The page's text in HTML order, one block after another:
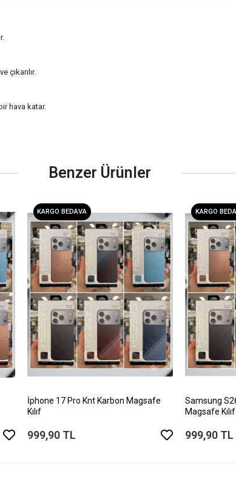
çıkarılır.
hava katar.
Benzer Ürünler
KARGO BEDAVA
İphone 17 Pro Knt Karbon Magsafe
Kılıf
999,90 TL
KARGO
Samsung
Magsafe Kılıf
999,90 TL